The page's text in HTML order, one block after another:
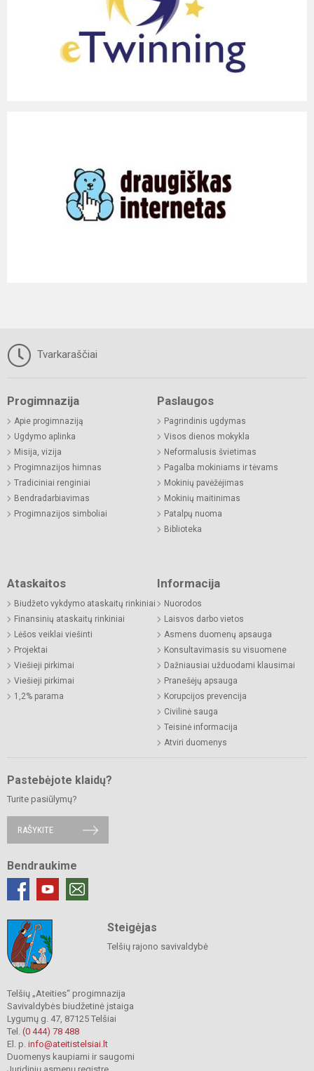
Tvarkaraščiai
Progimnazija
Apie progimnaziją
Ugdymo aplinka
Misija, vizija
Progimnazijos himnas
Tradiciniai renginiai
Bendradarbiavimas
Progimnazijos simboliai
Paslaugos
Pagrindinis ugdymas
Visos dienos mokykla
Neformalusis švietimas
Pagalba mokiniams ir tėvams
Mokinių pavėžėjimas
Mokinių maitinimas
Patalpų nuoma
Biblioteka
Ataskaitos
Biudžeto vykdymo ataskaitų rinkiniai
Finansinių ataskaitų rinkiniai
Lėšos veiklai viešinti
Projektai
Viešieji pirkimai
Viešieji pirkimai
1,2% parama
Informacija
Nuorodos
Laisvos darbo vietos
Asmens duomenų apsauga
Konsultavimasis su visuomene
Dažniausiai užduodami klausimai
Pranešėjų apsauga
Korupcijos prevencija
Civilinė sauga
Teisinė informacija
Atviri duomenys
Pastebėjote klaidų?
Turite pasiūlymų?
RAŠYKITE
Bendraukime
Steigėjas
Telšių rajono savivaldybė
Telšių „Ateities“ progimnazija
Savivaldybės biudžetinė įstaiga
Lygumų g. 47, 87125 Telšiai
Tel. (0 444) 78 488
El. p. info@ateitistelsiai.lt
Duomenys kaupiami ir saugomi